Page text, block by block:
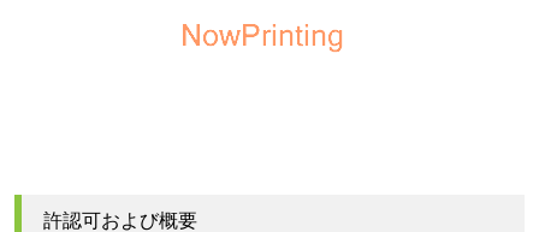
許認可および概要